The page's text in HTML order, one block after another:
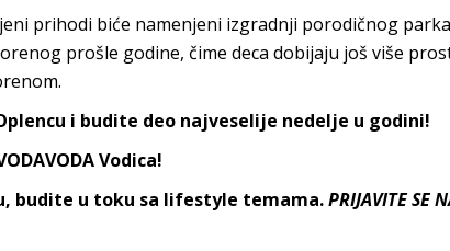
prihodi biće namenjeni izgradnji porodičnog
prošle godine, čime deca dobijaju još više
i budite deo najveselije nedelje u godini!
Vodica!
budite u toku sa lifestyle temama.PRIJAVITE SE